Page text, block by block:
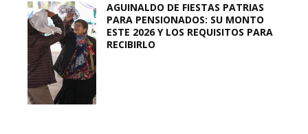
AGUINALDO DE FIESTAS PATRIAS
PARA PENSIONADOS: SU MONTO
ESTE 2026 Y LOS REQUISITOS PARA
RECIBIRLO